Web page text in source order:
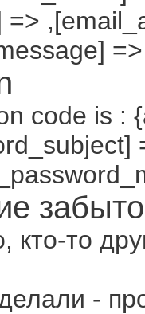
=>
code is :
то
-